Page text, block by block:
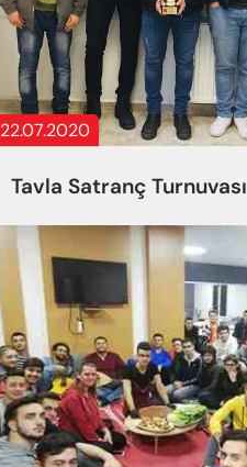
22.07.2020
Tavla Satranç Turnuvası